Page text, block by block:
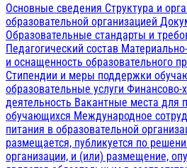
Основные сведения Структура и
образовательной организацией
Образовательные стандарты и
Педагогический состав
и оснащенность образовательного
Стипендии и меры поддержки
образовательные услуги Финансово-
деятельность Вакантные места для
обучающихся Международное
питания в образовательной
размещается, публикуется по
организации, и (или) размещение,